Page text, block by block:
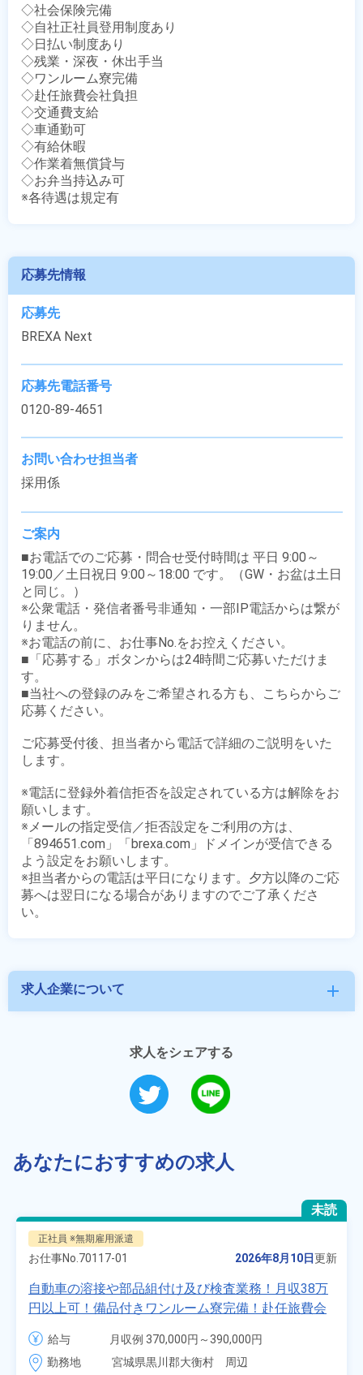
◇社会保険完備
◇自社正社員登用制度あり
◇日払い制度あり
◇残業・深夜・休出手当
◇ワンルーム寮完備
◇赴任旅費会社負担
◇交通費支給
◇車通勤可
◇有給休暇
◇作業着無償貸与
◇お弁当持込み可
※各待遇は規定有
応募先情報
応募先
BREXA Next
応募先電話番号
0120-89-4651
お問い合わせ担当者
採用係
ご案内
■お電話でのご応募・問合せ受付時間は 平日 9:00～
19:00／土日祝日 9:00～18:00 です。（GW・お盆は土日
と同じ。）
※公衆電話・発信者番号非通知・一部IP電話からは繋が
りません。
※お電話の前に、お仕事No.をお控えください。
■「応募する」ボタンからは24時間ご応募いただけま
す。
■当社への登録のみをご希望される方も、こちらからご
応募ください。
ご応募受付後、担当者から電話で詳細のご説明をいた
します。
※電話に登録外着信拒否を設定されている方は解除をお
願いします。
※メールの指定受信／拒否設定をご利用の方は、
「894651.com」「brexa.com」ドメインが受信できる
よう設定をお願いします。
※担当者からの電話は平日になります。夕方以降のご応
募へは翌日になる場合がありますのでご了承くださ
求人企業について add
求人をシェアする
あなたにおすすめの求人
未読
正社員 ※無期雇用派遣
お仕事No. 70117-01 2026年8月10日更新
自動車の溶接や部品組付け及び検査業務！月収38万
円以上可！備品付きワンルーム寮完備！赴任旅費会
社負担★人気の土日休み！昇給＆業績賞与あり！
車・バイク通勤可！無料駐車場あり！カップルでの
応募OK★《宮城県大衡村》
給与
月収例 370,000円～390,000円
時給 1,700円～1,700円
勤務地
宮城県黒川郡大衡村　周辺